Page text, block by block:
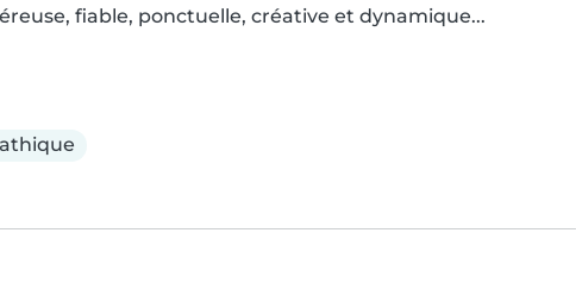
fiable, ponctuelle, créative et dynamique...